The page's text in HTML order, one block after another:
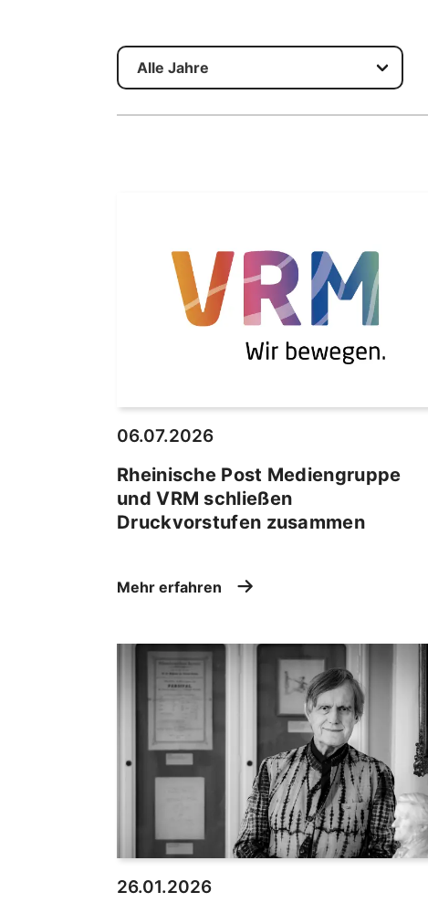
06.07.2026
Rheinische Post Mediengruppe
und VRM schließen
Druckvorstufen zusammen
Mehr erfahren
26.01.2026